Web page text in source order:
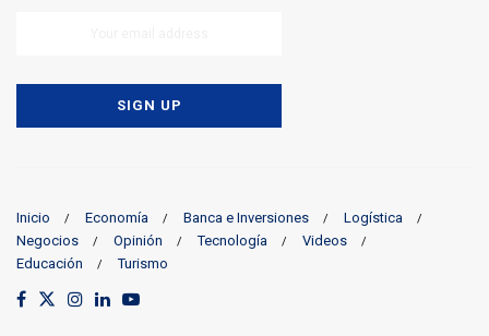
Inicio Economía Banca e Inversiones
Logística
Negocios
Opinión Tecnología
Videos
Educación
Turismo